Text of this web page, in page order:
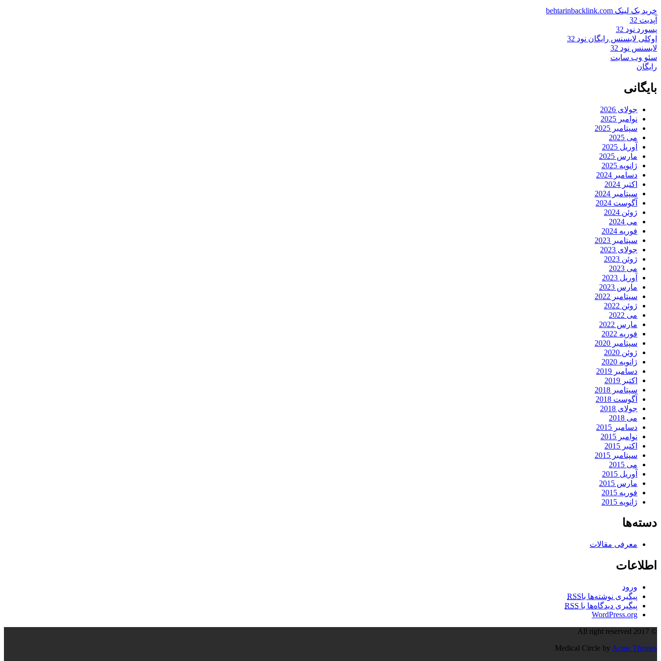
خرید بک لینک behtarinbacklink.com
آپدیت 32
پسورد نود 32
اوکلی لایسنس رایگان نود 32
لایسنس نود 32
سئو وب سایت
رایگان
بایگانی
جولای 2026
نوامبر 2025
سپتامبر 2025
می 2025
آوریل 2025
مارس 2025
ژانویه 2025
دسامبر 2024
اکتبر 2024
سپتامبر 2024
آگوست 2024
ژوئن 2024
می 2024
فوریه 2024
سپتامبر 2023
جولای 2023
ژوئن 2023
می 2023
آوریل 2023
مارس 2023
سپتامبر 2022
ژوئن 2022
می 2022
مارس 2022
فوریه 2022
سپتامبر 2020
ژوئن 2020
ژانویه 2020
دسامبر 2019
اکتبر 2019
سپتامبر 2018
آگوست 2018
جولای 2018
می 2018
دسامبر 2015
نوامبر 2015
اکتبر 2015
سپتامبر 2015
می 2015
آوریل 2015
مارس 2015
فوریه 2015
ژانویه 2015
دسته‌ها
معرفی مقالات
اطلاعات
ورود
پیگیری نوشته‌ها باRSS
پیگیری دیدگاه‌ها با RSS
WordPress.org
© All right reserved 2017
Medical Circle by Acme Themes